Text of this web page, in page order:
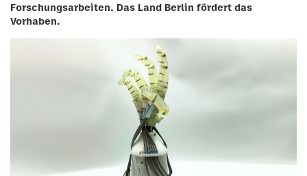
Forschungsarbeiten. Das Land Berlin fördert das
Vorhaben.